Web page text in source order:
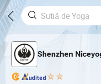
Shenzhen